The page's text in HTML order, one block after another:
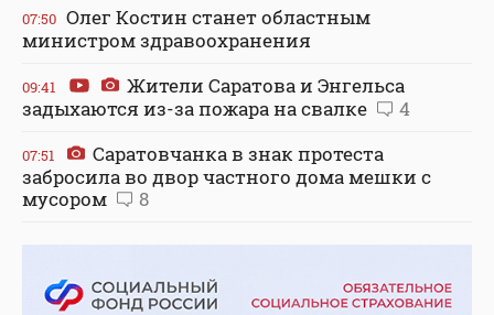
07:50 Олег Костин станет областным
министром здравоохранения
09:41
Жители Саратова и Энгельса
задыхаются из-за пожара на свалке
4
07:51
Саратовчанка в знак протеста
забросила во двор частного дома мешки с
мусором
8